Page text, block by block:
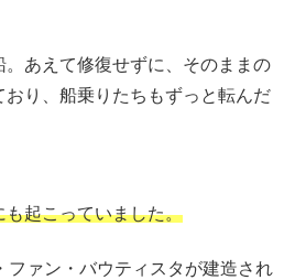
。あえて修復せずに、そのままの
り、船乗りたちもずっと転んだ
も起こっていました。
ファン・バウティスタが建造され